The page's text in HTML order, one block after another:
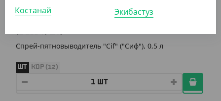
Спрей-пятновыводитель "Cif" ("Сиф"), 0,5 л
ШТ КОР (12)
Костанай
Экибастуз